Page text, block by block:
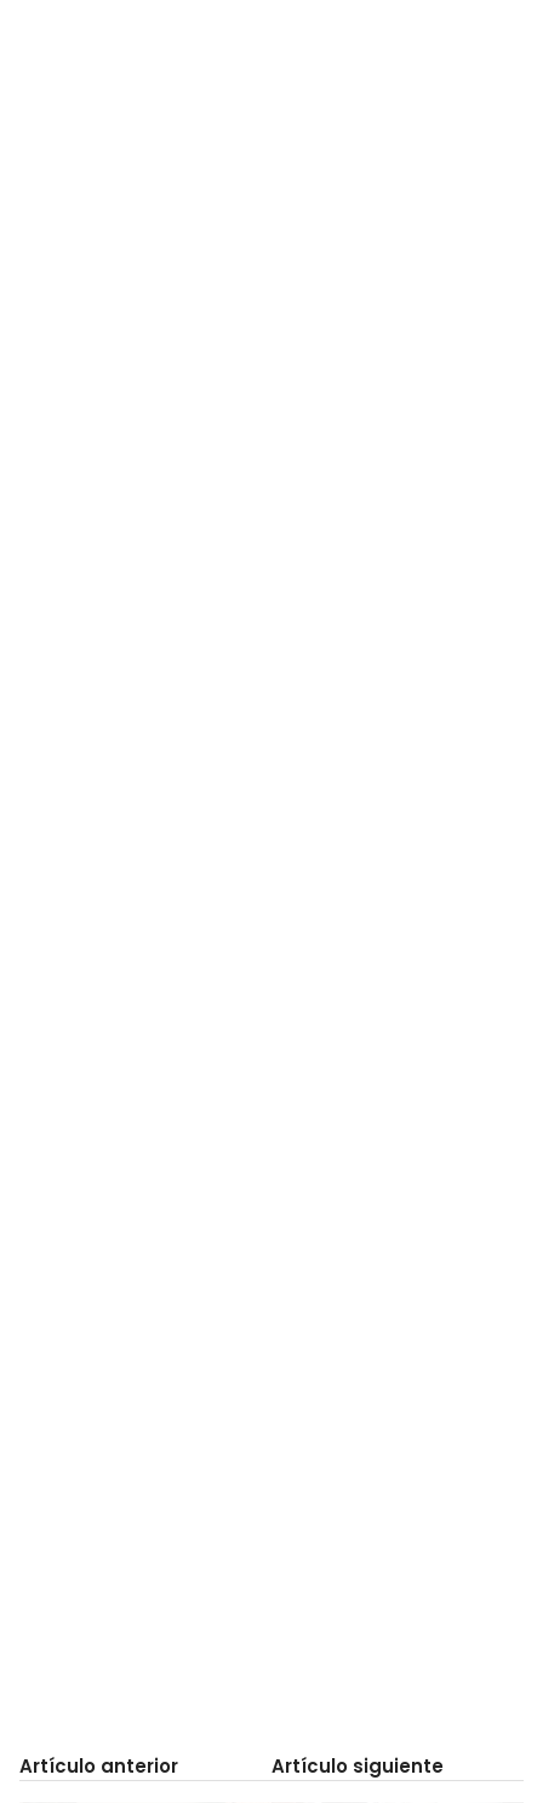
Artículo anterior Artículo siguiente